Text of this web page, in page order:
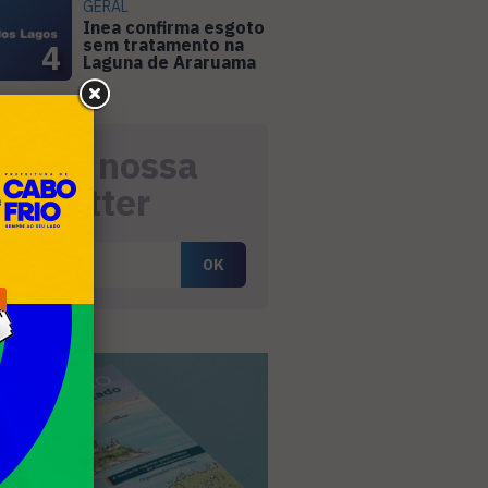
4
GERAL
Inea confirma esgoto
sem tratamento na
Laguna de Araruama
nossa